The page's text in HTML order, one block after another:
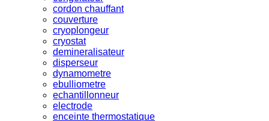
cordon chauffant
couverture
cryoplongeur
cryostat
demineralisateur
disperseur
dynamometre
ebulliometre
echantillonneur
electrode
enceinte thermostatique